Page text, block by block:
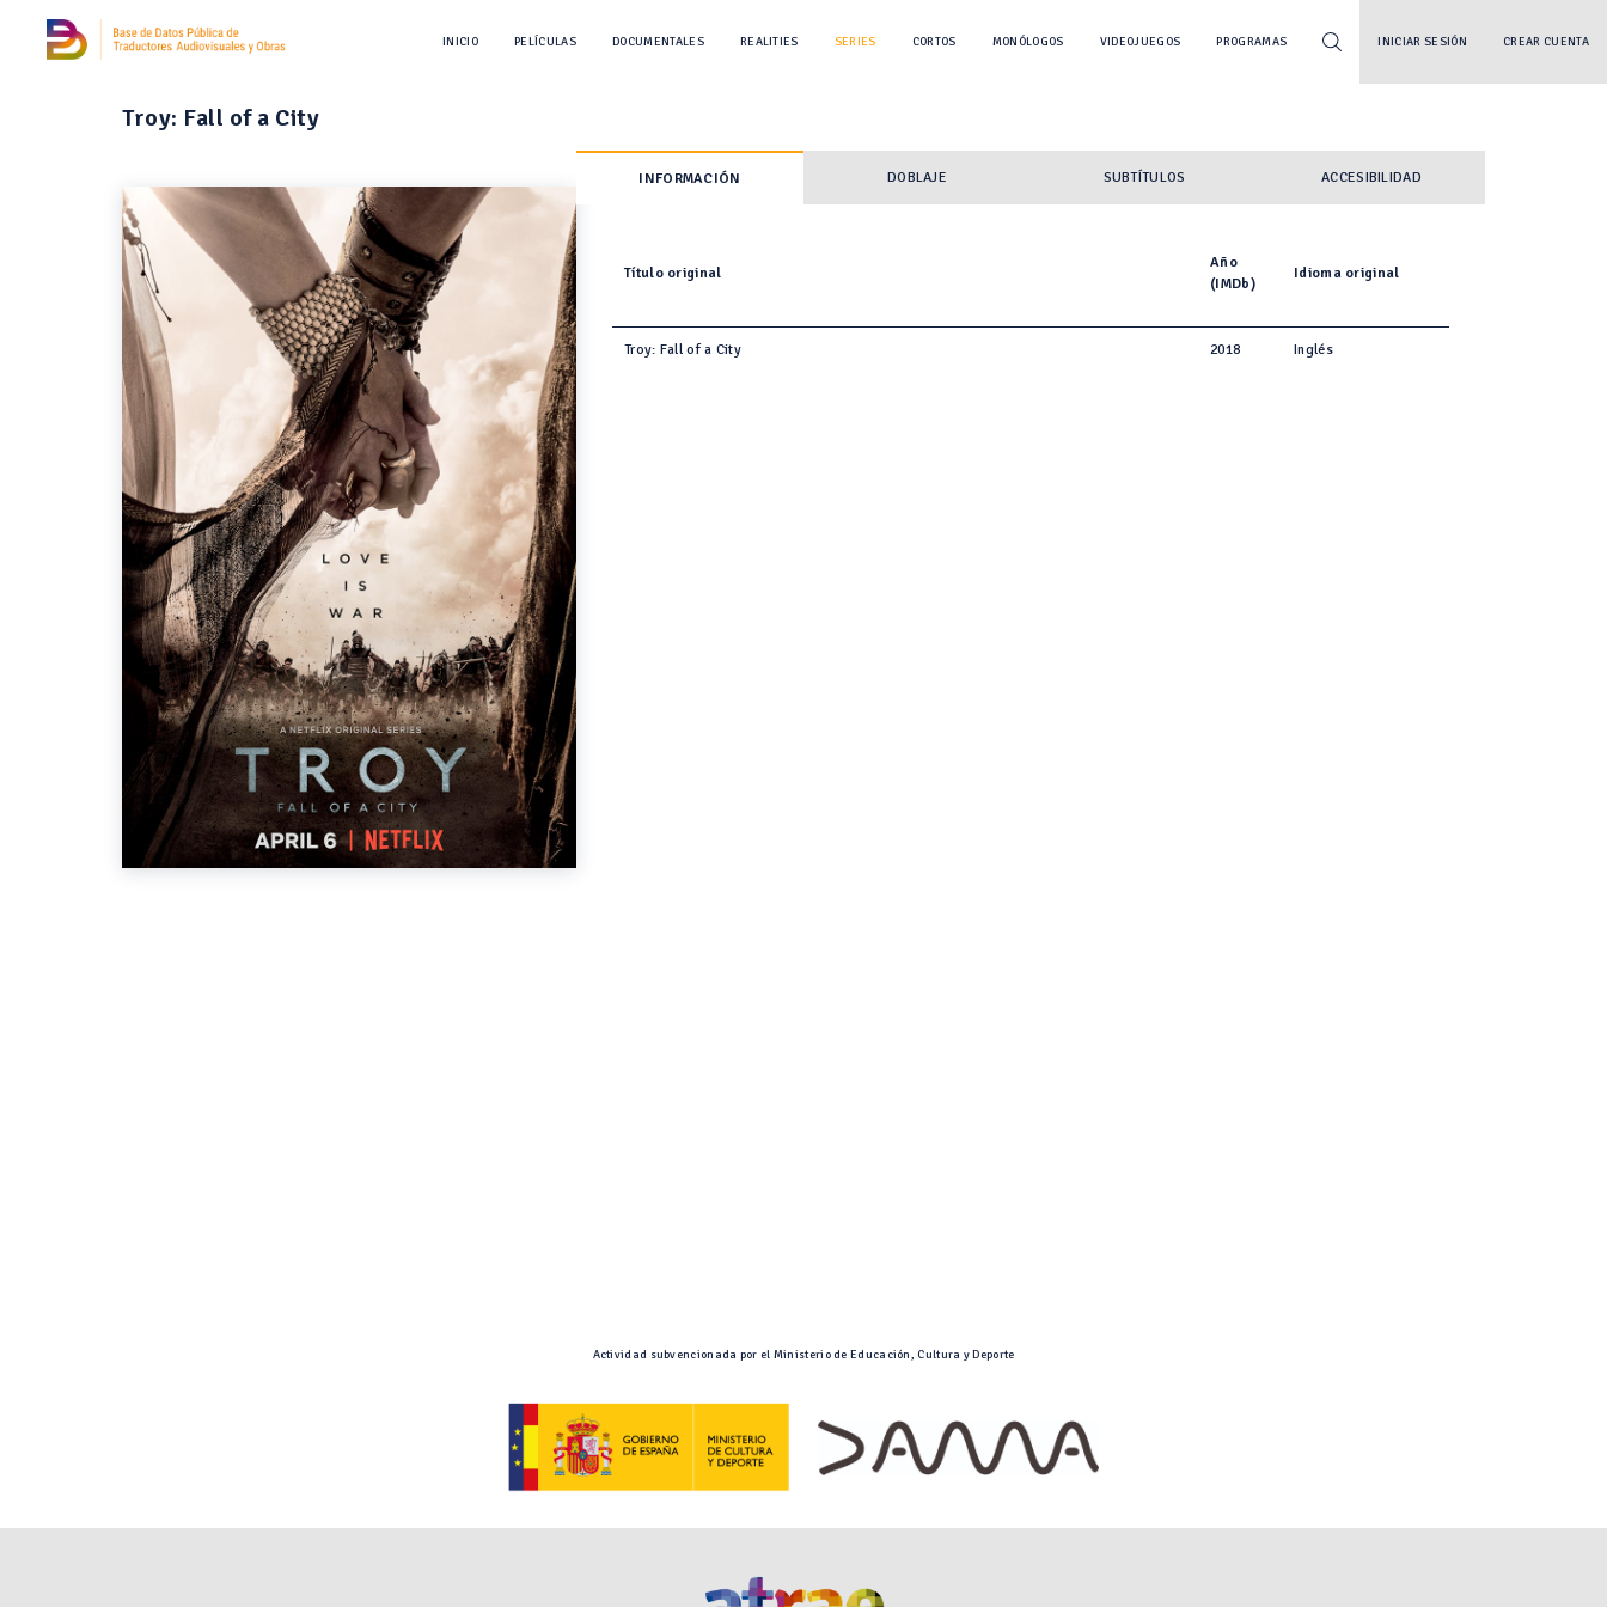
INICIO PELÍCULAS DOCUMENTALES REALITIES SERIES CORTOS MONÓLOGOS VIDEOJUEGOS PROGRAMAS INICIAR SESIÓN CREAR CUENTA
Troy: Fall of a City
INFORMACIÓN DOBLAJE SUBTÍTULOS ACCESIBILIDAD
Título original
Año
(IMDb)
Idioma original
Troy: Fall of a City 2018 Inglés
Actividad subvencionada por el Ministerio de Educación, Cultura y Deporte